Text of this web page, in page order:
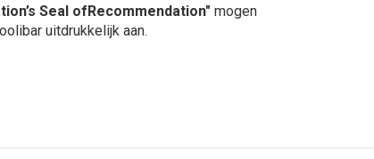
Seal ofRecommendation" mogen
uitdrukkelijk aan.